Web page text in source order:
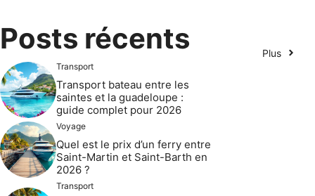
Posts récents Plus
Transport
Transport bateau entre les
saintes et la guadeloupe :
guide complet pour 2026
Voyage
Quel est le prix d’un ferry entre
Saint-Martin et Saint-Barth en
2026 ?
Transport